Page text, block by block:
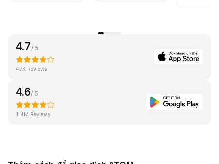
4.7/ 5
47K Reviews
4.6/ 5
1.4M Reviews